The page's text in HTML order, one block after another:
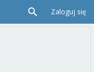
Zaloguj się